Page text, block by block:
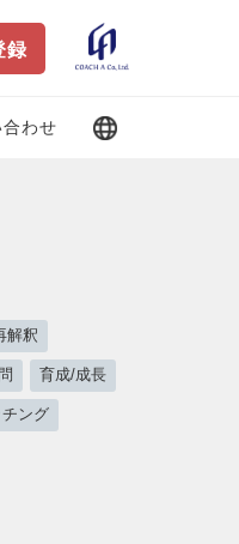
録
わせ
解釈
育成/成長
チング